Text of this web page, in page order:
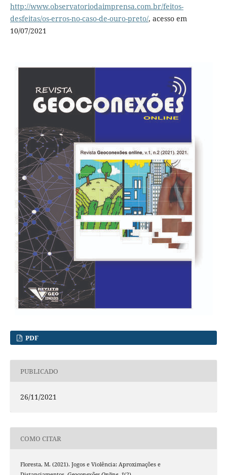
http://www.observatoriodaimprensa.com.br/feitos-
desfeitas/os-erros-no-caso-de-ouro-preto/, acesso em
10/07/2021
PDF
PUBLICADO
26/11/2021
COMO CITAR
Floresta, M. (2021). Jogos e Violência: Aproximações e